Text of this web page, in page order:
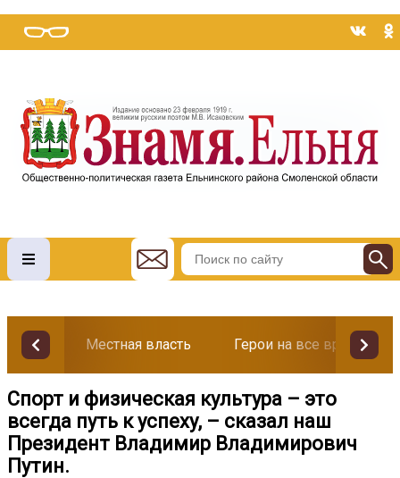
Местная власть Герои на все времена
Спорт и физическая культура – это
всегда путь к успеху, – сказал наш
Президент Владимир Владимирович
Путин.